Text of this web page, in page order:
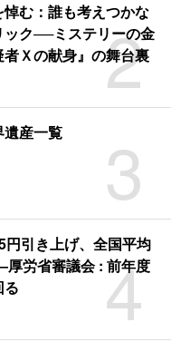
2
む：誰も考えつかな
ック──ミステリーの金
Ｘの献身』の舞台裏
3
遺産一覧
4
円引き上げ、全国平均
労省審議会 : 前年度
る